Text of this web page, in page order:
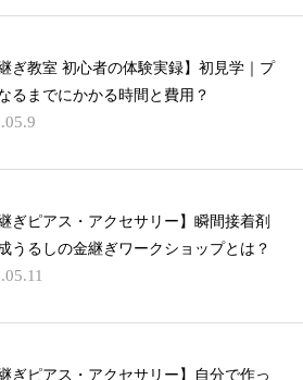
継ぎ教室 初心者の体験実録】初見学｜プ
るまでにかかる時間と費用？
継ぎピアス・アクセサリー】瞬間接着剤
うるしの金継ぎワークショップとは？
継ぎピアス・アクセサリー】自分で作っ